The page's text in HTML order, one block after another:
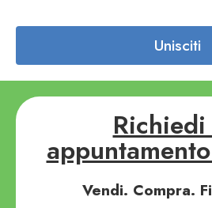
Unisciti
Vendi. Compra.